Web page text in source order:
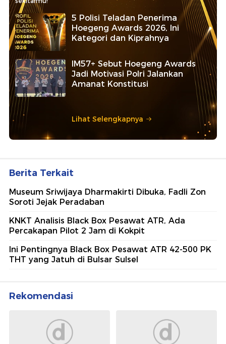
5 Polisi Teladan Penerima
Hoegeng Awards 2026, Ini
Kategori dan Kiprahnya
IM57+ Sebut Hoegeng Awards
Jadi Motivasi Polri Jalankan
Amanat Konstitusi
Lihat Selengkapnya
Berita Terkait
Museum Sriwijaya Dharmakirti Dibuka, Fadli Zon
Soroti Jejak Peradaban
KNKT Analisis Black Box Pesawat ATR, Ada
Percakapan Pilot 2 Jam di Kokpit
Ini Pentingnya Black Box Pesawat ATR 42-500 PK
THT yang Jatuh di Bulsar Sulsel
Rekomendasi